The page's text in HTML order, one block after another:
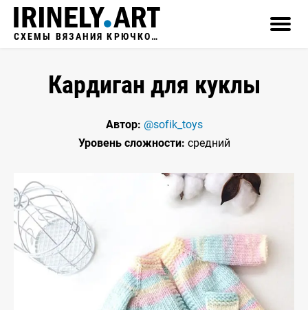
СХЕМЫ ВЯЗАНИЯ КРЮЧКОМ
Кардиган для куклы
Автор: @sofik_toys
Уровень сложности: средний